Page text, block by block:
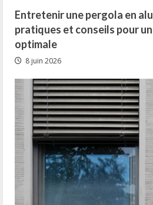
Entretenir une pergola en
pratiques et conseils pour
optimale
8 juin 2026